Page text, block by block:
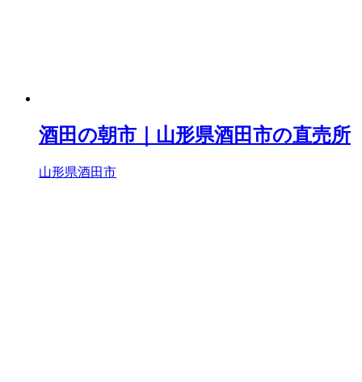
酒田の朝市｜山形県酒田市の直売所
山形県酒田市